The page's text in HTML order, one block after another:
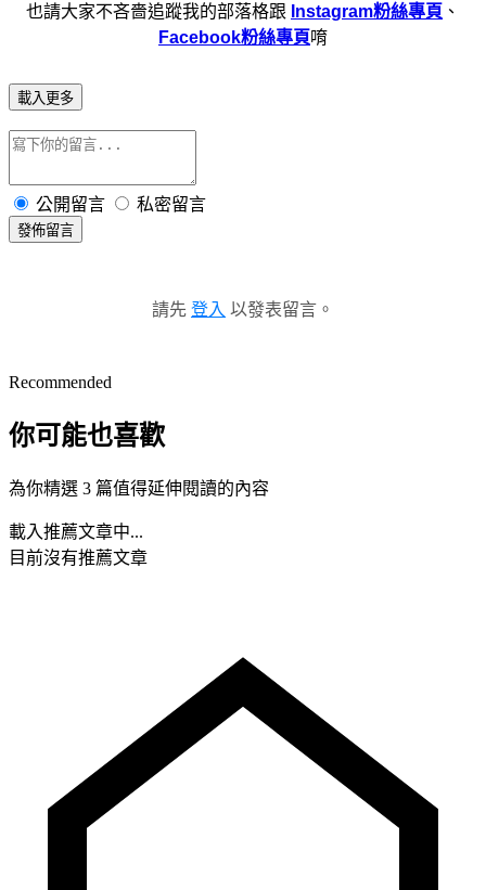
也請大家不吝嗇追蹤我的部落格跟 Instagram粉絲專頁 、
Facebook粉絲專頁唷
載入更多
公開留言 私密留言
發佈留言
請先 登入 以發表留言。
Recommended
你可能也喜歡
為你精選 3 篇值得延伸閱讀的內容
載入推薦文章中...
目前沒有推薦文章